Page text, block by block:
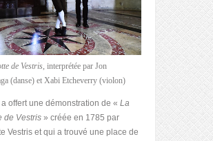
de Vestris, interprétée par Jon
(danse) et Xabi Etcheverry (violon)
a offert une démonstration de « La
de Vestris » créée en 1785 par
Vestris et qui a trouvé une place de